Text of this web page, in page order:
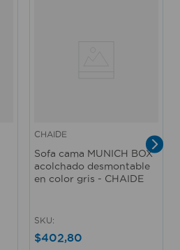
CHAIDE
Sofa cama MUNICH BOX
acolchado desmontable
en color gris - CHAIDE
SKU:
$402,80